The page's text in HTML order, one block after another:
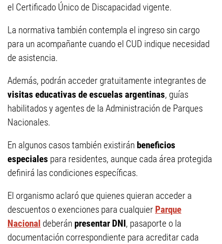
el Certificado Único de Discapacidad vigente.
La normativa también contempla el ingreso sin cargo
para un acompañante cuando el CUD indique necesidad
de asistencia.
Además, podrán acceder gratuitamente integrantes de
visitas educativas de escuelas argentinas, guías
habilitados y agentes de la Administración de Parques
Nacionales.
En algunos casos también existirán beneficios
especiales para residentes, aunque cada área protegida
definirá las condiciones específicas.
El organismo aclaró que quienes quieran acceder a
descuentos o exenciones para cualquier Parque
Nacional deberán presentar DNI, pasaporte o la
documentación correspondiente para acreditar cada